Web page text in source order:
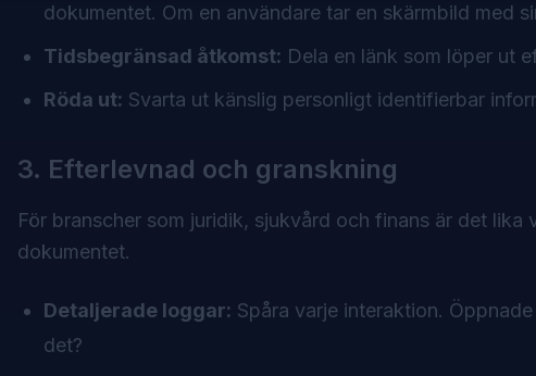
dokumentet. Om en användare tar en skärmbild med
Tidsbegränsad åtkomst: Dela en länk som löper ut
Röda ut: Svarta ut känslig personligt identifierbar
3. Efterlevnad och granskning
För branscher som juridik, sjukvård och finans är det lika
dokumentet.
Detaljerade loggar: Spåra varje interaktion.
det?